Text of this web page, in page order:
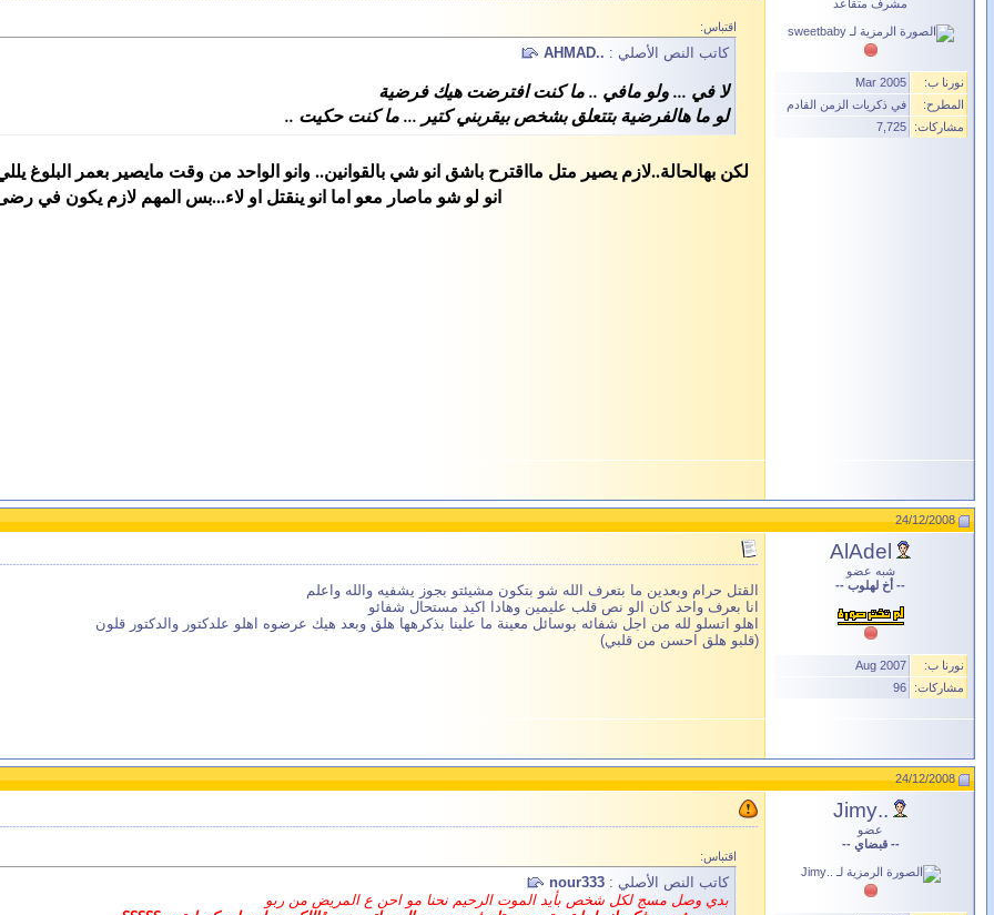
مشرف متقاعد
نورنا ب:
Mar 2005
المطرح:
في ذكريات الزمن القادم
مشاركات:
7,725
اقتباس:
كاتب النص الأصلي : ..AHMAD
لا في ... ولو مافي .. ما كنت افترضت هيك فرضية
لو ما هالفرضية بتتعلق بشخص بيقربني كتير ... ما كنت حكيت ..
انو لو شو ماصار معو اما انو ينقتل او لاء...بس المهم لازم يكون
24/12/2008
AlAdel
شبه عضو
-- أخ لهلوب --
نورنا ب:
Aug 2007
مشاركات:
96
القتل حرام وبعدين ما بتعرف الله شو بتكون مشيئتو بجوز يشفيه والله واعلم
انا بعرف واحد كان الو نص قلب عليمين وهادا اكيد مستحال شفائو
اهلو اتسلو لله من اجل شفائه بوسائل معينة ما علينا بذكرهها هلق وبعد هيك عرضوه اهلو علدكتور والدكتور قلون
(قلبو هلق احسن من قلبي)
24/12/2008
..Jimy
عضو
-- قبضاي --
اقتباس:
كاتب النص الأصلي : nour333
بدي وصل مسج لكل شخص بأيد الموت الرحيم نحنا مو احن ع المريض من ربو